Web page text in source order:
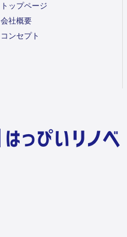
トップページ
会社概要
コンセプト